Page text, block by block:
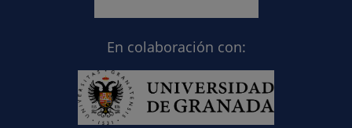
En colaboración con: